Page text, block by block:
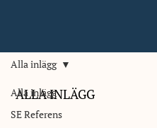
Alla inlägg
SE Referens
Alla inlägg
ALLA INLÄGG